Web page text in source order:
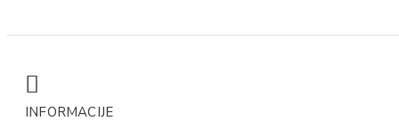
INFORMACIJE